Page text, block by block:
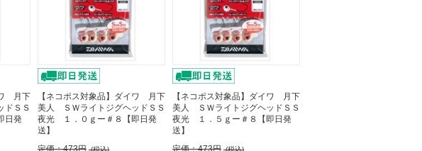
ワ 月下
ドＳＳ
日発
【ネコポス対象品】ダイワ 月下
美人 ＳＷライトジグヘッドＳＳ
夜光 １．０ｇー＃８【即日発
送】
定価：473円 (税込)
【ネコポス対象品】ダイワ 月下
美人 ＳＷライトジグヘッドＳＳ
夜光 １．５ｇー＃８【即日発
送】
定価：473円 (税込)